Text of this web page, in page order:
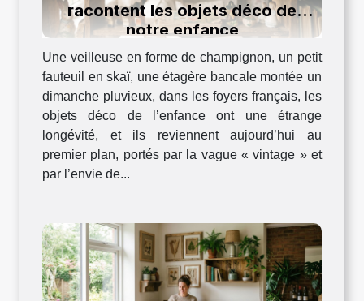
racontent les objets déco de
notre enfance
Une veilleuse en forme de champignon, un petit
fauteuil en skaï, une étagère bancale montée un
dimanche pluvieux, dans les foyers français, les
objets déco de l’enfance ont une étrange
longévité, et ils reviennent aujourd’hui au
premier plan, portés par la vague « vintage » et
par l’envie de...